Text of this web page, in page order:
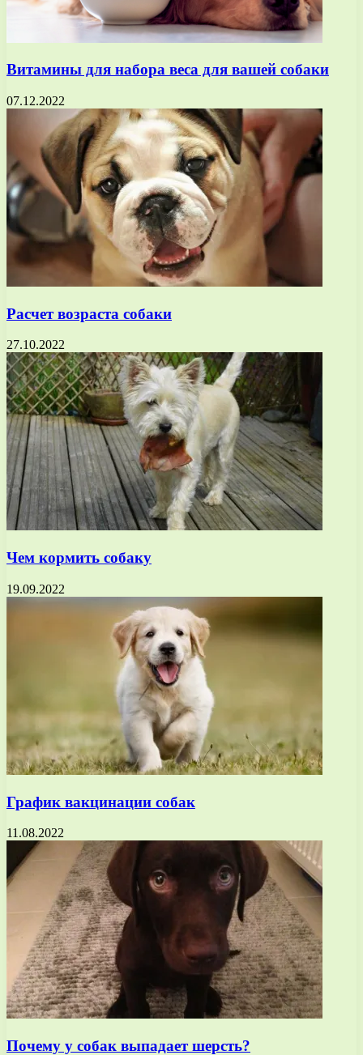
Витамины для набора веса для вашей собаки
07.12.2022
Расчет возраста собаки
27.10.2022
Чем кормить собаку
19.09.2022
График вакцинации собак
11.08.2022
Почему у собак выпадает шерсть?